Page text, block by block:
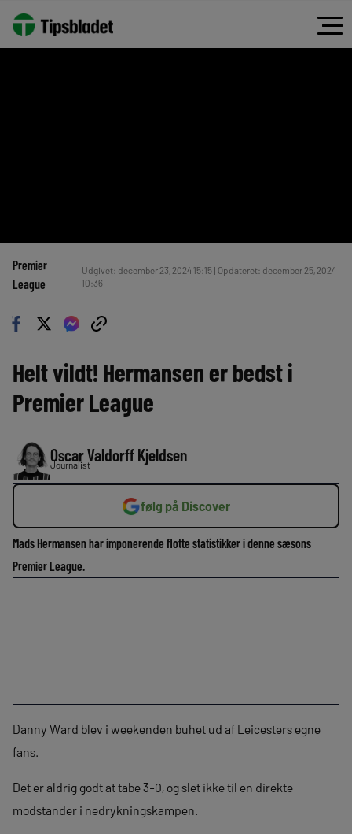
Premier
League
Udgivet: december 23, 2024 15:15 | Opdateret: december 25, 2024
10:36
Helt vildt! Hermansen er bedst i
Premier League
Oscar Valdorff Kjeldsen
Journalist
følg på Discover
Mads Hermansen har imponerende flotte statistikker i denne sæsons
Premier League.
Danny Ward blev i weekenden buhet ud af Leicesters egne
fans.
Det er aldrig godt at tabe 3-0, og slet ikke til en direkte
modstander i nedrykningskampen.